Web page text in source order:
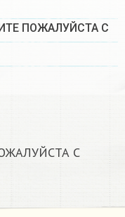
ПОЖАЛУЙСТА С
С